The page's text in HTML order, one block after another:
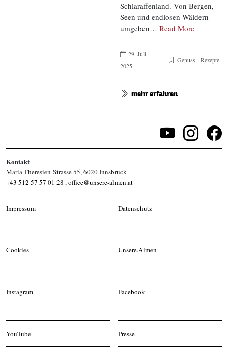
Schlaraffenland. Von Bergen,
Seen und endlosen Wäldern
umgeben… Read More
29. Juli
2025
Genuss Rezepte
mehr erfahren
Kontakt
Maria-Theresien-Strasse 55, 6020 Innsbruck
+43 512 57 57 01 28 ,office@unsere-almen.at
Impressum Datenschutz
Cookies Unsere.Almen
Instagram Facebook
YouTube Presse